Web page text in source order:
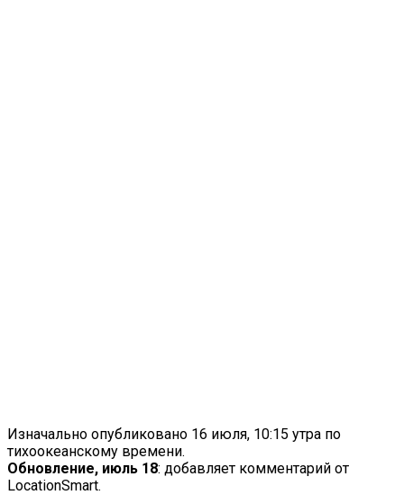
Изначально опубликовано 16 июля, 10:15 утра по
тихоокеанскому времени.
Обновление, июль 18: добавляет комментарий от
LocationSmart.